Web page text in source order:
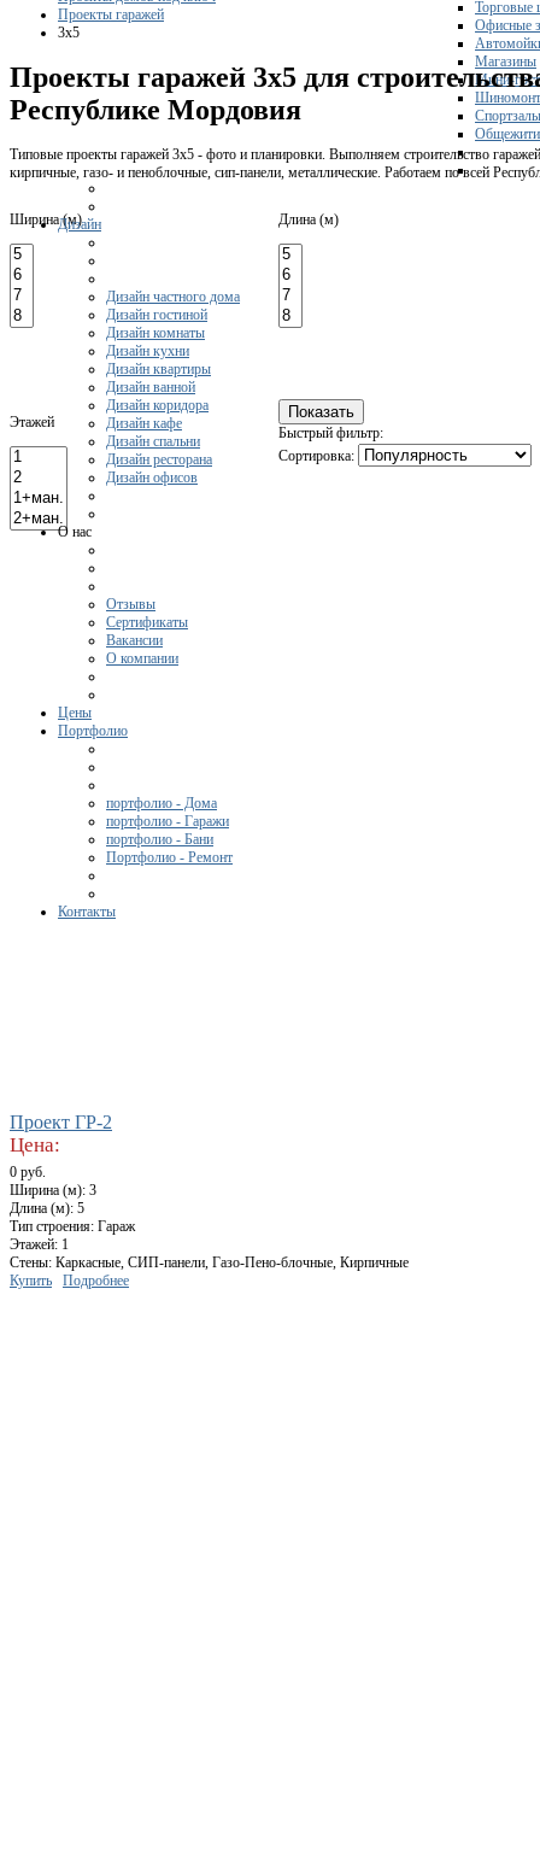
Торговые
Офисные
Магазины
Мини-
Спортзалы
Дизайн
Дизайн частного дома
Дизайн гостиной
Дизайн комнаты
Дизайн кухни
Дизайн квартиры
Дизайн ванной
Дизайн коридора
Дизайн кафе
Дизайн спальни
Дизайн ресторана
Дизайн офисов
О нас
Отзывы
Сертификаты
Вакансии
О компании
Цены
Портфолио
портфолио - Дома
портфолио - Гаражи
портфолио - Бани
Портфолио - Ремонт
Контакты
Проекты гаражей
3x5
Проекты гаражей 3х5 для
Республике Мордовия
Типовые проекты гаражей 3х5 - фото и планировки. Выполняем строительство
кирпичные, газо- и пеноблочные, сип-панели, металлические. Работаем по всей
Ширина (м) Длина (м)
Этажей
Быстрый фильтр:
Сортировка:
Проект ГР-2
Цена:
0 руб.
Ширина (м): 3
Длина (м): 5
Тип строения: Гараж
Этажей: 1
Стены: Каркасные, СИП-панели, Газо-Пено-блочные, Кирпичные
Купить
Подробнее